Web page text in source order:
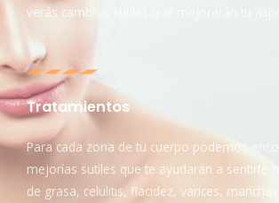
verás cambios sutiles que mejorarán tu
Tratamientos
Para cada zona de tu cuerpo podemos
mejorías sutiles que te ayudarán a sentirte
de grasa, celulitis, flacidez, varices, manchas